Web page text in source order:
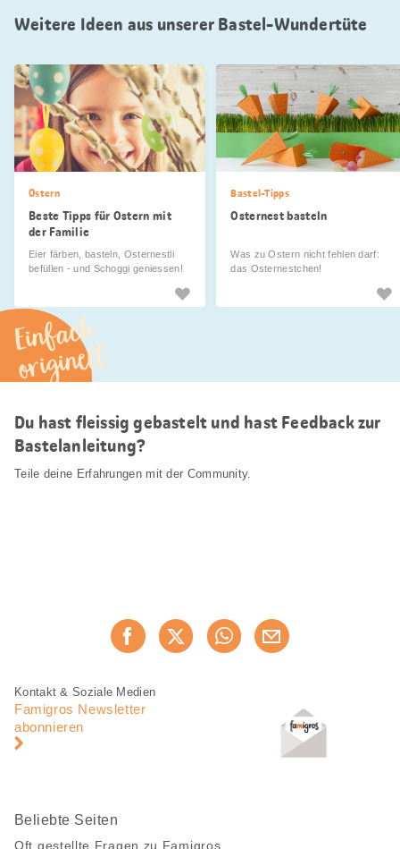
Weitere Ideen aus unserer Bastel-Wundertüte
Ostern
Beste Tipps für Ostern mit
der Familie
Eier färben, basteln, Osternestli
befüllen - und Schoggi geniessen!
Bastel-Tipps
Osternest basteln
Was zu Ostern nicht fehlen darf:
das Osternestchen!
Einfach
originell
Du hast fleissig gebastelt und hast Feedback zur
Bastelanleitung?
Teile deine Erfahrungen mit der Community.
Jetzt weiterempfehlen
Fusszeile
Fusszeile
Navigation
Kontakt & Soziale Medien
Famigros Newsletter
abonnieren
Beliebte Seiten
Oft gestellte Fragen zu Famigros